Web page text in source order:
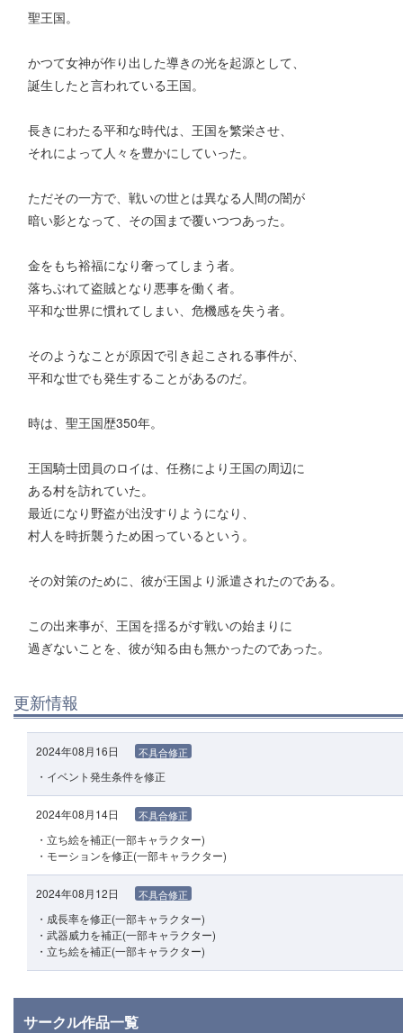
聖王国。
かつて女神が作り出した導きの光を起源として、
誕生したと言われている王国。
長きにわたる平和な時代は、王国を繁栄させ、
それによって人々を豊かにしていった。
ただその一方で、戦いの世とは異なる人間の闇が
暗い影となって、その国まで覆いつつあった。
金をもち裕福になり奢ってしまう者。
落ちぶれて盗賊となり悪事を働く者。
平和な世界に慣れてしまい、危機感を失う者。
そのようなことが原因で引き起こされる事件が、
平和な世でも発生することがあるのだ。
時は、聖王国歴350年。
王国騎士団員のロイは、任務により王国の周辺に
ある村を訪れていた。
最近になり野盗が出没すりようになり、
村人を時折襲うため困っているという。
その対策のために、彼が王国より派遣されたのである。
この出来事が、王国を揺るがす戦いの始まりに
過ぎないことを、彼が知る由も無かったのであった。
更新情報
2024年08月16日 不具合修正
・イベント発生条件を修正
2024年08月14日 不具合修正
・立ち絵を補正(一部キャラクター)
・モーションを修正(一部キャラクター)
2024年08月12日 不具合修正
・成長率を修正(一部キャラクター)
・武器威力を補正(一部キャラクター)
・立ち絵を補正(一部キャラクター)
サークル作品一覧